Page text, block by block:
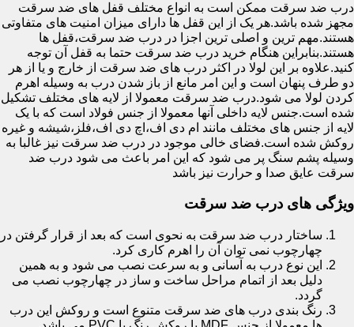
درب ضد سرقت ممکن است به انواع مختلف قفل های ضد سرقت
مجهز شده باشد.هر یک از این قفل ها دارای میزان امنیت های متفاوتی
هستند.مهم ترین و اصلی ترین اجزا در درب ضد سرقت،قفل ها
هستند.بنابراین هنگام خرید درب ضد سرقت حتما به قفل آن توجه
کنید.علاوه بر این لولا در اکثر درب های ضد سرقت از خارج و یا از هر
دو طرف پنهان است و این امر مانع از باز شدن درب به وسیله اهرم
کردن لولا می شود.درب ضد سرقت معمولا از لایه های مختلف تشکیل
شده است.جنس لایه داخلی آنها معمولا از جنس فولاد است که با یک
لایه از جنس های مختلف مانند ام دی اف،اچ دی اف،فلز،شیشه و غیره
روکش شده است.فضای خالی موجود در درب ضد سرقت نیز غالبا به
وسیله پشم سنگ پر می شود که این امر باعث می شود درب ضد
سرقت عایق صدا و حرارت نیز باشد
ویژگی های درب ضد سرقت
ساختار درب ضد سرقت به نحوی است که بعد از قرار گرفتن در
چهارچوب نمی توان آن را اهرم کاری کرد.
این نوع درب به آسانی و به سرعت نصب می شود و به همین
دلیل بعد از اتمام مراحل ساخت و ساز در چهارچوب نصب می
گردد.
رنگ بندی درب های ضد سرقت متنوع است و روکش این درب